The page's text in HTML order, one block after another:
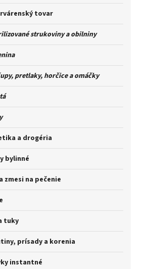
tovar
strukoviny a obilniny
pretlaky, horčice a omáčky
a drogéria
bylinné
zmesi na pečenie
tuky
prísady a korenia
instantné